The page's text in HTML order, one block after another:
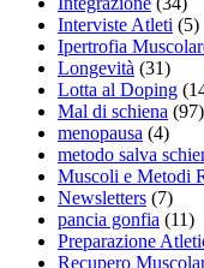
Interviste Atleti (5)
Ipertrofia
Longevità (31)
Lotta al Doping
Mal di schiena (97)
menopausa (4)
metodo salva
Muscoli e Metodi
Newsletters (7)
pancia gonfia (11)
Preparazione
Recupero